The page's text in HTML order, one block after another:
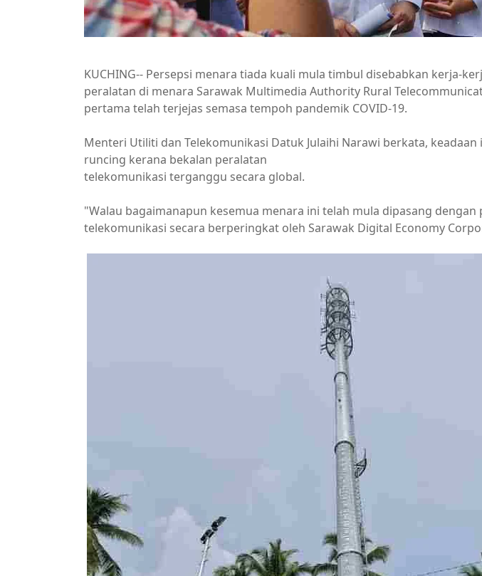
KUCHING-- Persepsi menara tiada kuali mula timbul disebabkan kerja-
peralatan di menara Sarawak Multimedia Authority Rural
pertama telah terjejas semasa tempoh pandemik COVID-19.
Menteri Utiliti dan Telekomunikasi Datuk Julaihi Narawi berkata, keadaan
runcing kerana bekalan peralatan
telekomunikasi terganggu secara global.
"Walau bagaimanapun kesemua menara ini telah mula dipasang dengan
telekomunikasi secara berperingkat oleh Sarawak Digital Economy